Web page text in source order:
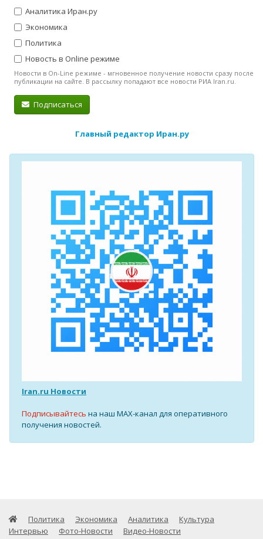
Аналитика Иран.ру
Экономика
Политика
Новость в Online режиме
Новости в On-Line режиме - мгновенное получение новости сразу после
публикации на сайте. В рассылку попадают все новости РИА Iran.ru.
Подписаться
Главный редактор Иран.ру
Iran.ru Новости
Подписывайтесь на наш MAX-канал для оперативного
получения новостей.
Политика Экономика Аналитика
Культура
Интервью
Фото-Новости
Видео-Новости